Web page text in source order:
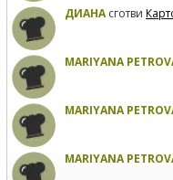
ДИАНАсготви
MARIYANA
MARIYANA
MARIYANA